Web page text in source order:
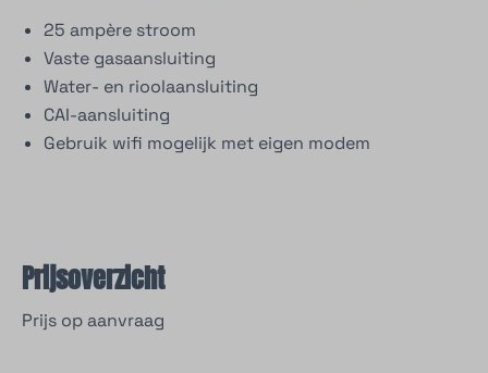
25 ampère stroom
Vaste gasaansluiting
Water- en rioolaansluiting
CAI-aansluiting
Gebruik wifi mogelijk met eigen modem
Prijsoverzicht
Prijs op aanvraag